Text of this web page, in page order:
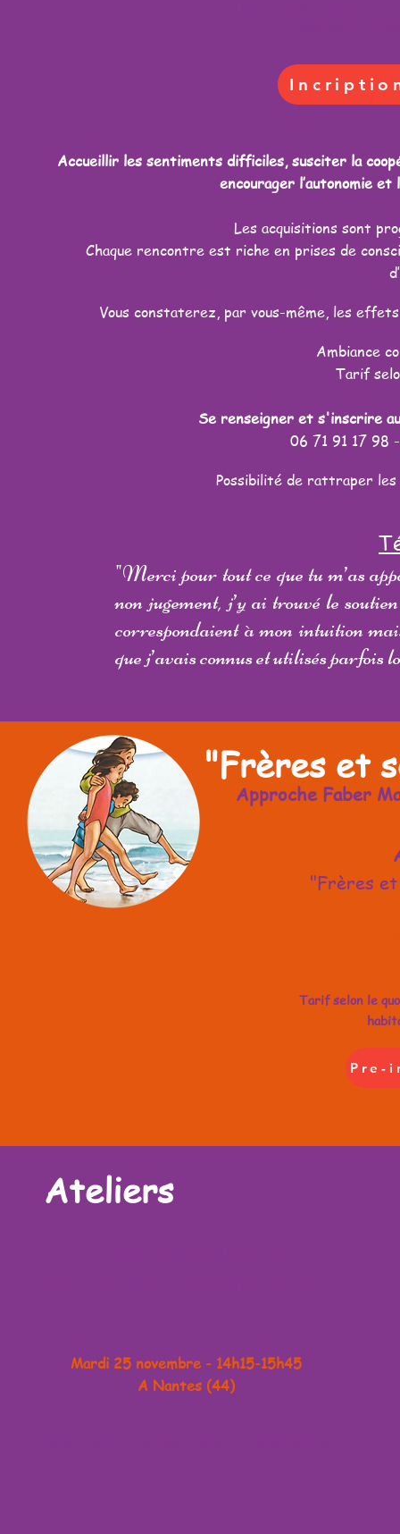
Accueillir les sentiments difficiles, susciter la
encourager l’autonomie
Les acquisitions sont
Chaque rencontre est riche en prises de
Vous constaterez, par vous-même, les
Ambiance
Tarif
Se renseigner et s'inscrire
06 71 91 17 98
Possibilité de rattraper les
"Merci pour tout ce que tu m’as
non jugement, j’y ai trouvé le
correspondaient à mon intuition
que j’avais connus et utilisés parfois
Approche Faber
"Frères et
"Frères
Tarif selon le
Pre-
Ateliers
Mardi 25 novembre - 14h15-15h45
A Nantes (44)